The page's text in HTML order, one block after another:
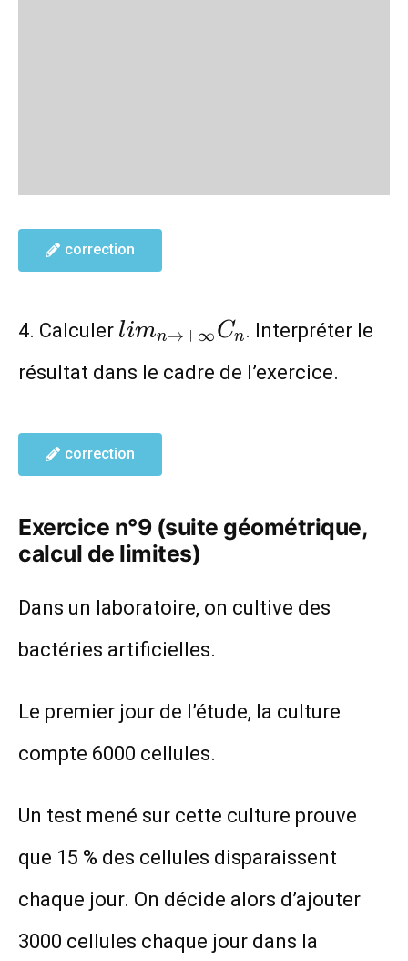
correction
4. Calculer lim_{n\to
limn→+∞Cn . Interpréter le
résultat dans le cadre de l’exercice.
correction
Exercice n°9 (suite géométrique,
calcul de limites)
Dans un laboratoire, on cultive des
bactéries artificielles.
Le premier jour de l’étude, la culture
compte 6000 cellules.
Un test mené sur cette culture prouve
que 15 % des cellules disparaissent
chaque jour. On décide alors d’ajouter
3000 cellules chaque jour dans la